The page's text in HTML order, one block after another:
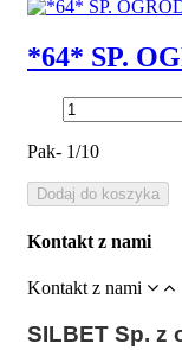
*64* SP.
Pak- 1/10
Dodaj do koszyka
Kontakt z nami
Kontakt z nami
SILBET Sp. z